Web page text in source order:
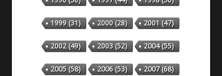
1999(31) 2000(28) 2001 (47)
2002(49) 2003(52) 2004(55)
2005(58) 2006(53) 2007(68)